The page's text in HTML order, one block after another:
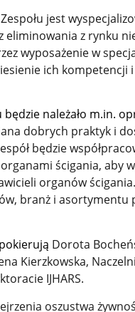
jest
eliminowania z rynku
wyposażenie w
ich kompetencji
będzie należało m.in.
dobrych praktyk i
będzie
ścigania, aby
organów
branż i
Dorota
Kierzkowska,
IJHARS.
oszustwa